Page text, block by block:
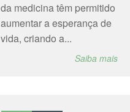
da medicina têm permitido
aumentar a esperança de
vida, criando a...
Saiba mais